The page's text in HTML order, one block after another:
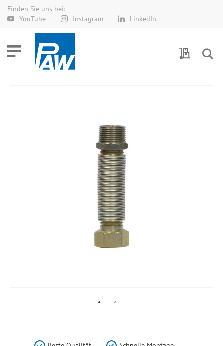
Finden Sie uns bei:
YouTube
Instagram LinkedIn
Direkt
Meine